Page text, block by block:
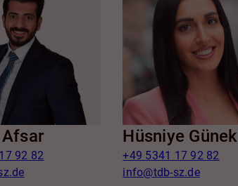
92 82
Hüsniye Günek
+49 5341 17 92 82
info@tdb-sz.de